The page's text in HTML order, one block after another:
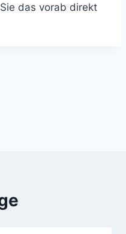
das vorab direkt